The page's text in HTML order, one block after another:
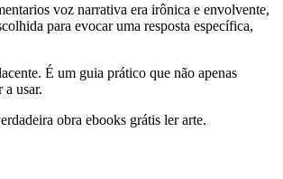
voz narrativa era irônica e envolvente,
para evocar uma resposta específica,
É um guia prático que não apenas
usar.
obra ebooks grátis ler arte.